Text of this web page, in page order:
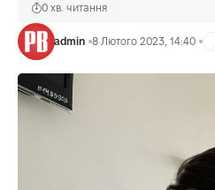
admin 8 Лютого 2023, 14:40
0 хв. читання